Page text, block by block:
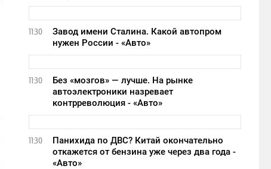
11:30
Завод имени Сталина. Какой автопром
нужен России - «Авто»
11:30
Без «мозгов» — лучше. На рынке
автоэлектроники назревает
контрреволюция - «Авто»
11:30
Панихида по ДВС? Китай окончательно
откажется от бензина уже через два года -
«Авто»